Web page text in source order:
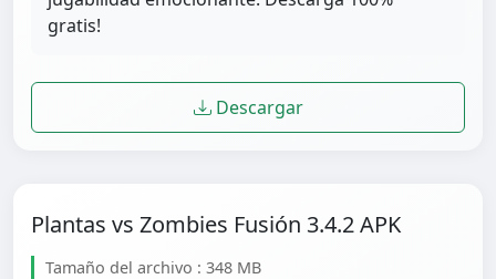
gratis!
Descargar
Plantas vs Zombies Fusión 3.4.2 APK
Tamaño del archivo : 348 MB